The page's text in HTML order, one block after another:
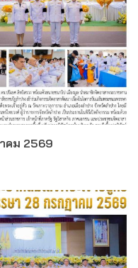
คม 2569